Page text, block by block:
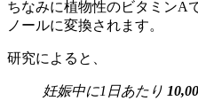
ちなみに植物性のビタミンA
ノールに変換されます。
研究によると、
妊娠中に1日あたり